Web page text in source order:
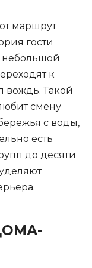
маршрут
гости
небольшой
к
вождь. Такой
смену
с воды,
есть
до десяти